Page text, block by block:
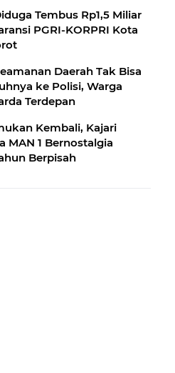
Tembus Rp1,5 Miliar
PGRI-KORPRI Kota
Daerah Tak Bisa
ke Polisi, Warga
Terdepan
Kembali, Kajari
MAN 1 Bernostalgia
Berpisah